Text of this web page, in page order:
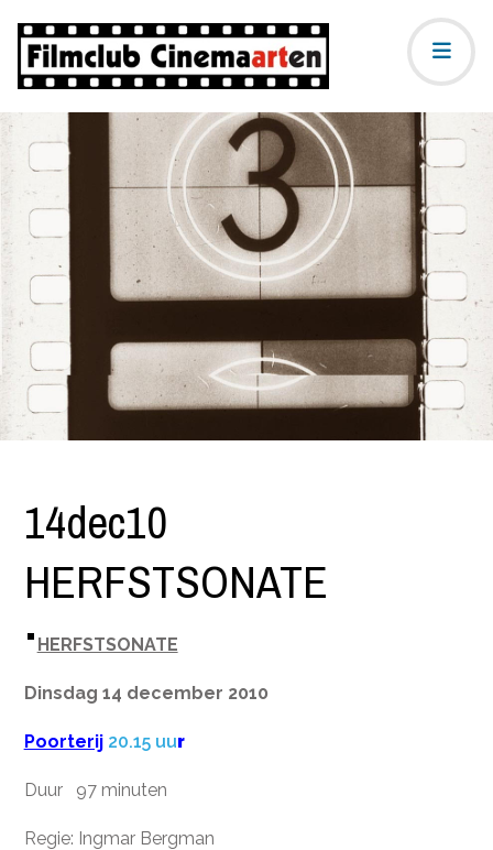
14dec10
HERFSTSONATE
HERFSTSONATE
Dinsdag 14 december 2010
Poorterij20.15 uur
Duur 97 minuten
Regie: Ingmar Bergman